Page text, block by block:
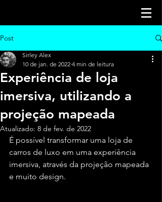
Post
Experiência de loja
imersiva, utilizando a
projeção mapeada
Sirley Alex
10 de jan. de 2022 4 min de leitura
Atualizado: 8 de fev. de 2022
É possível transformar uma loja de
carros de luxo em uma experiência
imersiva, através da projeção mapeada
e muito design.